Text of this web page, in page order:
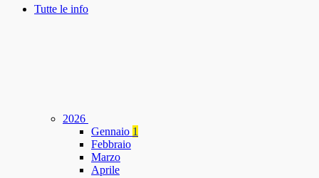
Tutte le info
2026
Gennaio 1
Febbraio
Marzo
Aprile